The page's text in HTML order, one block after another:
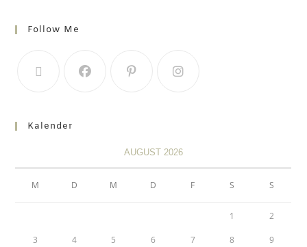
Follow Me
Kalender
AUGUST 2026
M D M D F S S
1 2
3 4 5 6 7 8 9